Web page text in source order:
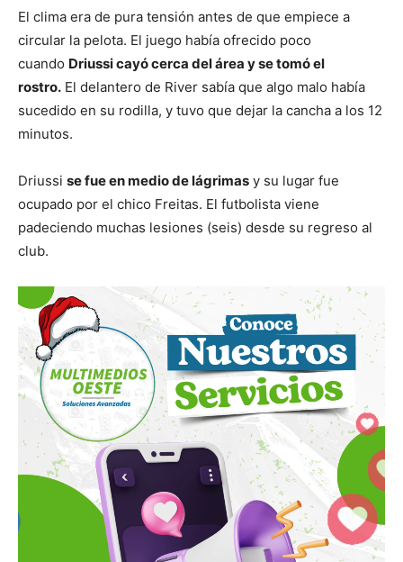
El clima era de pura tensión antes de que empiece a
circular la pelota. El juego había ofrecido poco
cuando Driussi cayó cerca del área y se tomó el
rostro. El delantero de River sabía que algo malo había
sucedido en su rodilla, y tuvo que dejar la cancha a los 12
minutos.
Driussi se fue en medio de lágrimas y su lugar fue
ocupado por el chico Freitas. El futbolista viene
padeciendo muchas lesiones (seis) desde su regreso al
club.